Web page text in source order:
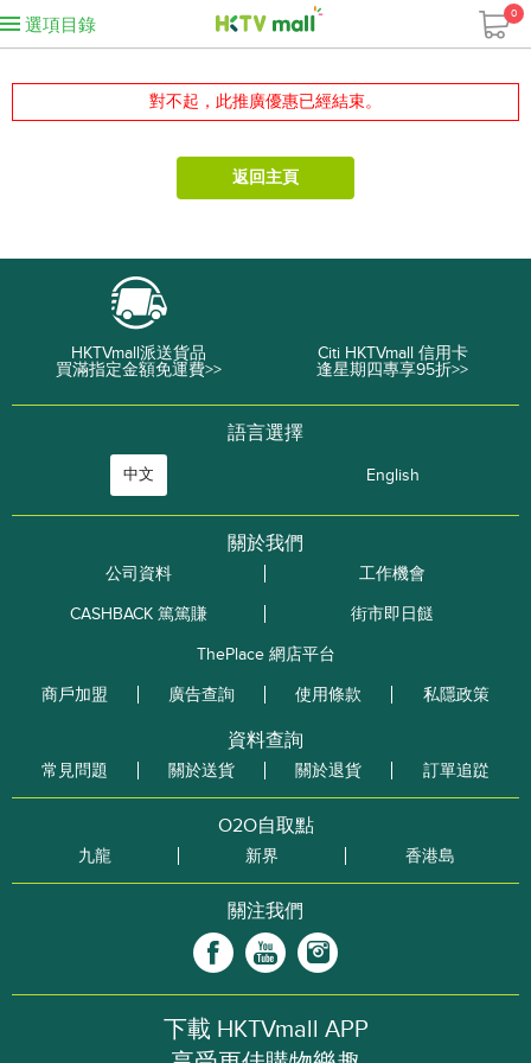
選項目錄
0
對不起，此推廣優惠已經結束。
返回主頁
HKTVmall派送貨品
買滿指定金額免運費>>
Citi HKTVmall 信用卡
逢星期四專享95折>>
語言選擇
中文 English
關於我們
公司資料
工作機會
CASHBACK 篤篤賺
街市即日餸
ThePlace 網店平台
商戶加盟
廣告查詢 使用條款 私隱政策
資料查詢
常見問題 關於送貨 關於退貨 訂單追踨
O2O自取點
九龍 新界 香港島
關注我們
下載 HKTVmall APP